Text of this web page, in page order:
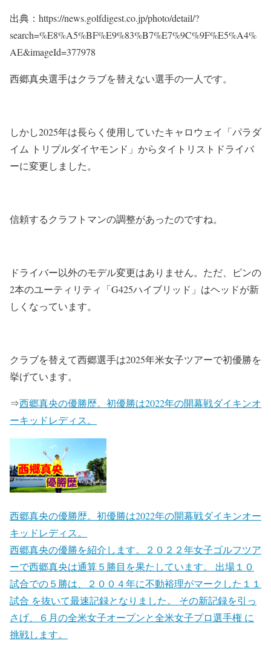
出典：https://news.golfdigest.co.jp/photo/detail/?
search=%E8%A5%BF%E9%83%B7%E7%9C%9F%E5%A4%
AE&imageId=377978
西郷真央選手はクラブを替えない選手の一人です。
しかし2025年は長らく使用していたキャロウェイ「パラダ
イム トリプルダイヤモンド」からタイトリストドライバ
ーに変更しました。
信頼するクラフトマンの調整があったのですね。
ドライバー以外のモデル変更はありません。ただ、ピンの
2本のユーティリティ「G425ハイブリッド」はヘッドが新
しくなっています。
クラブを替えて西郷選手は2025年米女子ツアーで初優勝を
挙げています。
⇒西郷真央の優勝歴。初優勝は2022年の開幕戦ダイキンオ
ーキッドレディス。
西郷真央の優勝歴。初優勝は2022年の開幕戦ダイキンオー
キッドレディス。
西郷真央の優勝を紹介します。２０２２年女子ゴルフツア
ーで西郷真央は通算５勝目を果たしています。 出場１０
試合での５勝は、２００４年に不動裕理がマークした１１
試合 を抜いて最速記録となりました。 その新記録を引っ
さげ、６月の全米女子オープンと全米女子プロ選手権 に
挑戦します。